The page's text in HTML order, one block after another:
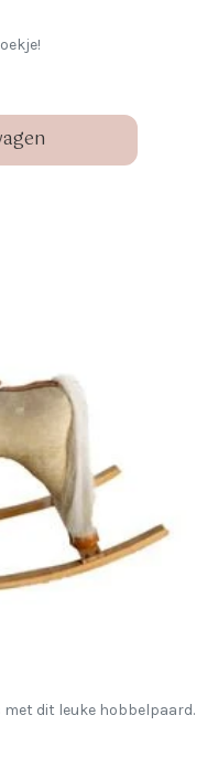
met dit leuke hobbelpaard.